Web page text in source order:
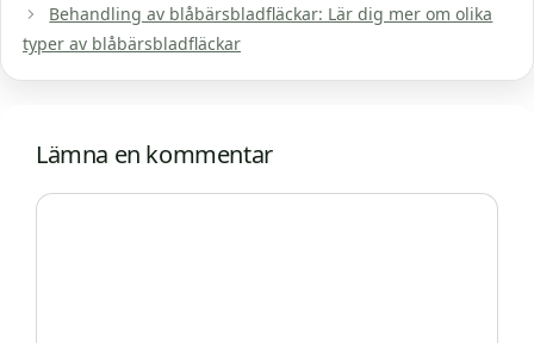
Behandling av blåbärsbladfläckar: Lär dig mer om olika
typer av blåbärsbladfläckar
Lämna en kommentar
Kommentar